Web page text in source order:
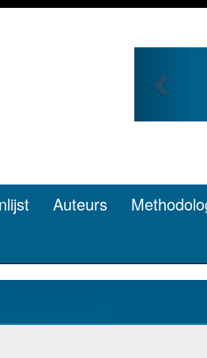
Auteurs